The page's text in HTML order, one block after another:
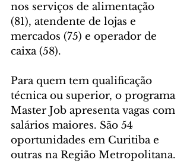
nos serviços de alimentação
(81), atendente de lojas e
mercados (75) e operador de
caixa (58).
Para quem tem qualificação
técnica ou superior, o programa
Master Job apresenta vagas com
salários maiores. São 54
oportunidades em Curitiba e
outras na Região Metropolitana.